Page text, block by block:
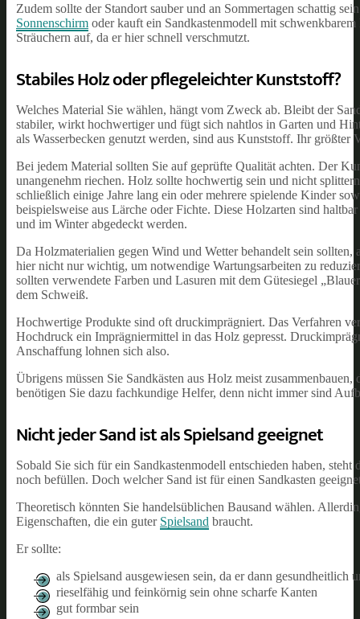
Zudem sollte der Standort sauber und an Sommertagen schattig
Sonnenschirm oder kauft ein Sandkastenmodell mit
Sträuchern auf, da er hier schnell verschmutzt.
Stabiles Holz oder pflegeleichter Kunststoff?
Welches Material Sie wählen, hängt vom Zweck ab. Bleibt der
stabiler, wirkt hochwertiger und fügt sich nahtlos in Garten und
als Wasserbecken genutzt werden, sind aus Kunststoff. Ihr
Bei jedem Material sollten Sie auf geprüfte Qualität achten. Der
unangenehm riechen. Holz sollte hochwertig sein und nicht
schließlich einige Jahre lang ein oder mehrere spielende Kinder
beispielsweise aus Lärche oder Fichte. Diese Holzarten sind
und im Winter abgedeckt werden.
Da Holzmaterialien gegen Wind und Wetter behandelt sein
hier nicht nur wichtig, um notwendige Wartungsarbeiten zu
sollten verwendete Farben und Lasuren mit dem Gütesiegel
dem Schweiß.
Hochwertige Produkte sind oft druckimprägniert. Das Verfahren
Hochdruck ein Imprägniermittel in das Holz gepresst.
Anschaffung lohnen sich also.
Übrigens müssen Sie Sandkästen aus Holz meist
benötigen Sie dazu fachkundige Helfer, denn nicht immer sind
Nicht jeder Sand ist als Spielsand geeignet
Sobald Sie sich für ein Sandkastenmodell entschieden haben,
noch befüllen. Doch welcher Sand ist für einen Sandkasten
Theoretisch könnten Sie handelsüblichen Bausand wählen.
Eigenschaften, die ein guter Spielsand braucht.
Er sollte:
als Spielsand ausgewiesen sein, da er dann gesundheitlich
rieselfähig und feinkörnig sein ohne scharfe Kanten
gut formbar sein